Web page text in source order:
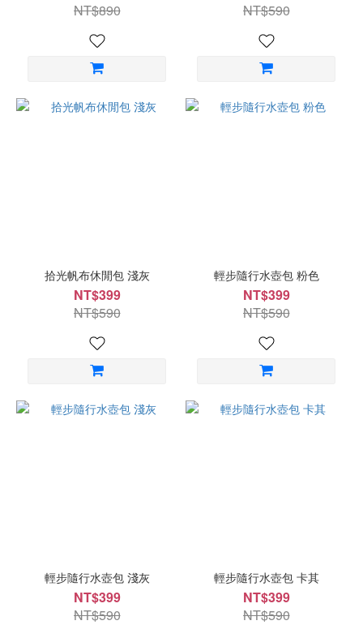
NT$890
NT$590
拾光帆布休閒包 淺灰
NT$399
NT$590
輕步隨行水壺包 粉色
NT$399
NT$590
輕步隨行水壺包 淺灰
NT$399
NT$590
輕步隨行水壺包 卡其
NT$399
NT$590